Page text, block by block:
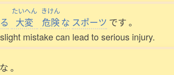
たいへん
大変
きけん
危険な スポーツ です。
mistake can lead to serious injury.
な。